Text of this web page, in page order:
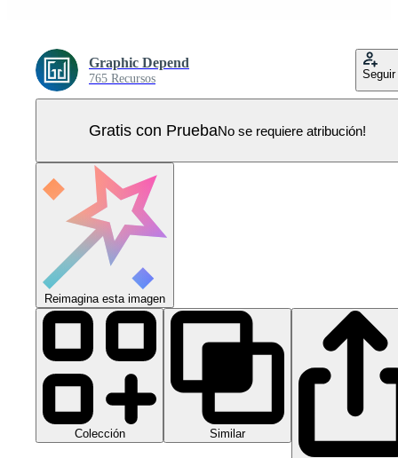
Graphic Depend
765 Recursos Seguir
Gratis con PruebaNo se requiere atribución!
Reimagina esta imagen
Colección Similar